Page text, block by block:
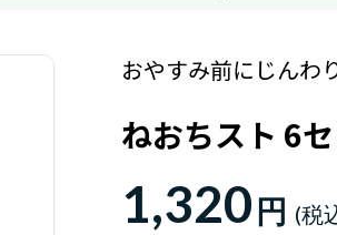
おやすみ前にじんわ
ねおちスト 6
1,320 円